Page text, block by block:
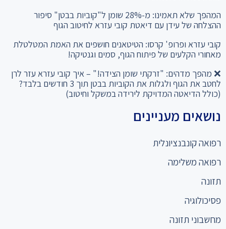
קובי עזרא ופרופ' קרסו: הטיטאנים חושפים את האמת המטלטלת
❌ מהפך מדהים: "זרקתי שומן הצידה!" – איך קובי עזרא עזר לרן
(כולל הדיאטה המדויקת לירידה במשקל וחיטוב)
נושאים מעניינים
רפואה קונבנציונלית
רפואה משלימה
תזונה
פסיכולוגיה
מחשבוני תזונה
כניסה למומחים